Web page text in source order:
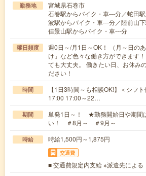
勤務地
宮城県石巻市
石巻駅からバイク・車---分／蛇田
波駅からバイク・車---分／陸前山
佳景山駅からバイク・車---分
曜日頻度
週0日～/月1日～OK！ （月～日の
け」など色々な働き方ができます
ても大丈夫。 働きたい日、お休み
ださい！
時間
【1日3時間～も相談OK!】＜シフ
17:00 17:00～22…
期間
単発1日～！ ★勤務開始日や期間
い！ ＃8月～ ＃9月～
時給 時給1,500円～1,875円
交通費
■ 交通費規定内支給 ※派遣先による